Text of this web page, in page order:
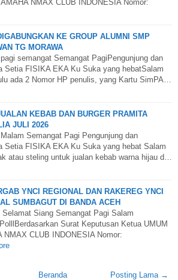
NMAX CLUB INDONESIA Nomor:
KE GROUP ALUMNI SMP
TG MORAWA
semangat Semangat PagiPengunjung dan
Setia FISIKA EKA Ku Suka yang hebatSalam
ada 2 Nomor HP penulis, yang Kartu SimPA…
KEBAB DAN BURGER PRAMITA
JULI 2026
Semangat Pagi Pengunjung dan
Setia FISIKA EKA Ku Suka yang hebat Salam
atau steling untuk jualan kebab warna hijau d…
YNCI REGIONAL DAN RAKEREG YNCI
SUMBAGUT DI BANDA ACEH
Siang Semangat Pagi Salam
Surat Keputusan Ketua UMUM
NMAX CLUB INDONESIA Nomor:
Posting Lama →
Beranda